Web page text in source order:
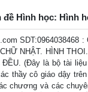
đề Hình học: Hình
SDT:0964038468
NHẬT. HÌNH
(Đây là bộ tài
thầy cô giáo dậy
chương và các